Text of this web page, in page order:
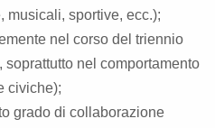
musicali, sportive, ecc.);
nel corso del triennio
nel comportamento
civiche);
grado di collaborazione